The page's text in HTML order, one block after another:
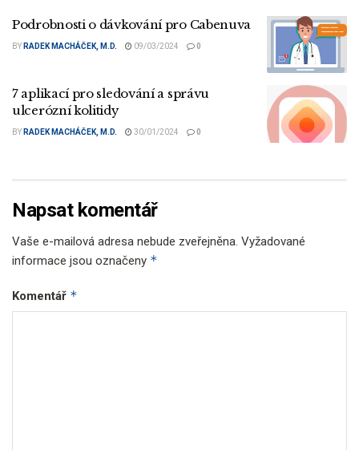
Podrobnosti o dávkování pro Cabenuva
BY RADEK MACHÁČEK, M.D. 09/03/2024 0
7 aplikací pro sledování a správu
ulcerózní kolitidy
BY RADEK MACHÁČEK, M.D. 30/01/2024 0
Napsat komentář
Vaše e-mailová adresa nebude zveřejněna. Vyžadované
informace jsou označeny *
Komentář *